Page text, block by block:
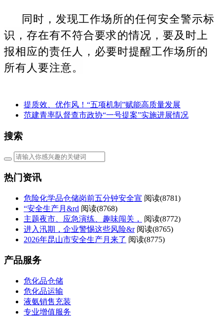
同时，发现工作场所的任何安全警示标
识，存在有不符合要求的情况，要及时上
报相应的责任人，必要时提醒工作场所的
所有人要注意。
提质效、优作风！“五项机制”赋能高质量发展
范建青率队督查市政协“一号提案”实施进展情况
搜索
热门资讯
危险化学品仓储岗前五分钟安全宣 阅读(8781)
“安全生产月&rd 阅读(8768)
主题夜市、应急演练、趣味闯关，
阅读(8772)
进入汛期，企业警惕这些风险&r 阅读(8765)
2026年昆山市安全生产月来了 阅读(8775)
产品服务
危化品仓储
危化品运输
液氨销售充装
专业增值服务